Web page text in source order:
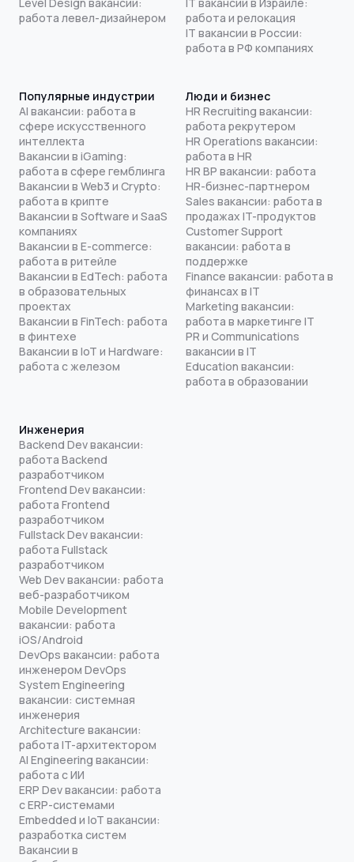
работа левел-дизайнером
работа и релокация
IT вакансии в России:
работа в РФ компаниях
Популярные индустрии
AI вакансии: работа в
сфере искусственного
интеллекта
Вакансии в iGaming:
работа в сфере гемблинга
Вакансии в Web3 и Crypto:
работа в крипте
Вакансии в Software и SaaS
компаниях
Вакансии в E-commerce:
работа в ритейле
Вакансии в EdTech: работа
в образовательных
проектах
Вакансии в FinTech: работа
в финтехе
Вакансии в IoT и Hardware:
работа с железом
Люди и бизнес
HR Recruiting вакансии:
работа рекрутером
HR Operations вакансии:
работа в HR
HR BP вакансии: работа
HR-бизнес-партнером
Sales вакансии: работа в
продажах IT-продуктов
Customer Support
вакансии: работа в
поддержке
Finance вакансии: работа в
финансах в IT
Marketing вакансии:
работа в маркетинге IT
PR и Communications
вакансии в IT
Education вакансии:
работа в образовании
Инженерия
Backend Dev вакансии:
работа Backend
разработчиком
Frontend Dev вакансии:
работа Frontend
разработчиком
Fullstack Dev вакансии:
работа Fullstack
разработчиком
Web Dev вакансии: работа
веб-разработчиком
Mobile Development
вакансии: работа
iOS/Android
DevOps вакансии: работа
инженером DevOps
System Engineering
вакансии: системная
инженерия
Architecture вакансии:
работа IT-архитектором
AI Engineering вакансии:
работа с ИИ
ERP Dev вакансии: работа
с ERP-системами
Embedded и IoT вакансии:
разработка систем
Вакансии в